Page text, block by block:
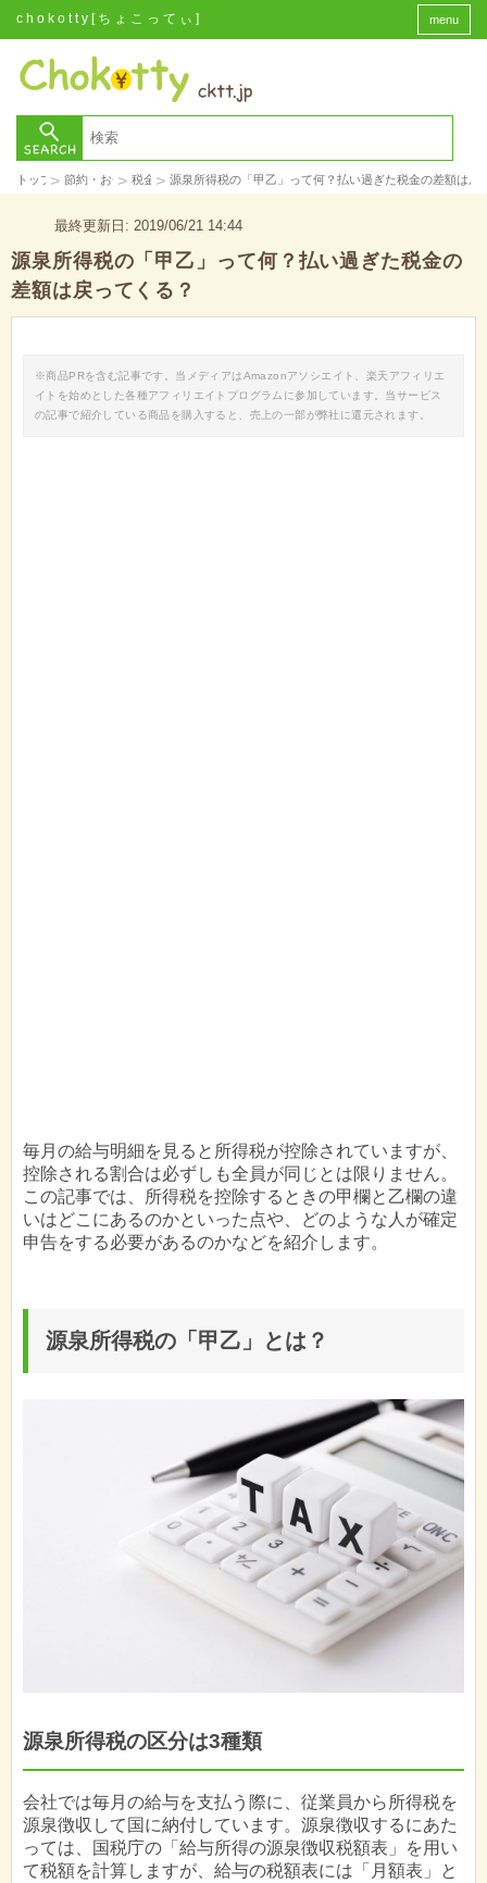
chokotty[ちょこってぃ] menu
トップ> 節約・お金> 税金 > 源泉所得税の「甲乙」って何？払い過ぎた税金の差額は戻
最終更新日: 2019/06/21 14:44
源泉所得税の「甲乙」って何？払い過ぎた税金の
差額は戻ってくる？
※商品PRを含む記事です。当メディアはAmazonアソシエイト、楽天アフィリエ
イトを始めとした各種アフィリエイトプログラムに参加しています。当サービス
の記事で紹介している商品を購入すると、売上の一部が弊社に還元されます。
毎月の給与明細を見ると所得税が控除されていますが、
控除される割合は必ずしも全員が同じとは限りません。
この記事では、所得税を控除するときの甲欄と乙欄の違
いはどこにあるのかといった点や、どのような人が確定
申告をする必要があるのかなどを紹介します。
源泉所得税の「甲乙」とは？
源泉所得税の区分は3種類
会社では毎月の給与を支払う際に、従業員から所得税を
源泉徴収して国に納付しています。源泉徴収するにあた
っては、国税庁の「給与所得の源泉徴収税額表」を用い
て税額を計算しますが、給与の税額表には「月額表」と